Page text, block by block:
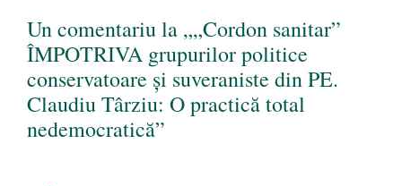
Un comentariu la „„Cordon sanitar”
ÎMPOTRIVA grupurilor politice
conservatoare și suveraniste din PE.
Claudiu Târziu: O practică total
nedemocratică”